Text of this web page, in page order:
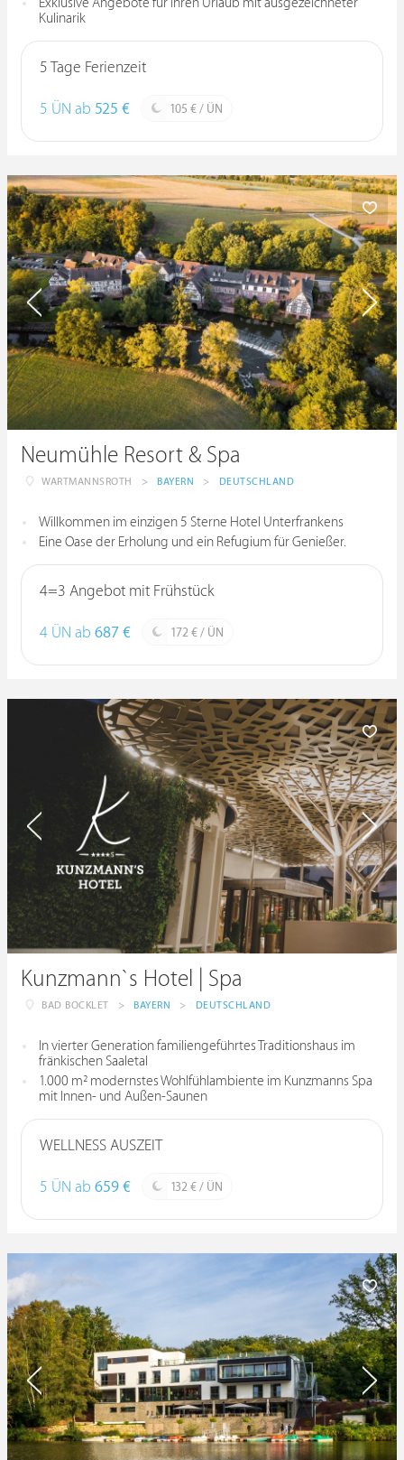
Exklusive Angebote für Ihren Urlaub mit ausgezeichneter
Kulinarik
5 Tage Ferienzeit
5 ÜN ab 525 € 105 € / ÜN
Neumühle Resort & Spa
WARTMANNSROTH > BAYERN > DEUTSCHLAND
Willkommen im einzigen 5 Sterne Hotel Unterfrankens
Eine Oase der Erholung und ein Refugium für Genießer.
4=3 Angebot mit Frühstück
4 ÜN ab 687 € 172 € / ÜN
Kunzmann`s Hotel | Spa
BAD BOCKLET > BAYERN > DEUTSCHLAND
In vierter Generation familiengeführtes Traditionshaus im
fränkischen Saaletal
1.000 m² modernstes Wohlfühlambiente im Kunzmanns Spa
mit Innen- und Außen-Saunen
WELLNESS AUSZEIT
5 ÜN ab 659 € 132 € / ÜN